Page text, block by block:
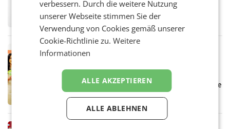
UNTERFÖHRING/MAILAND/AMSTERDAM. Der
Fernsehkonzern ProSiebenSat.1 hat im
Frühjahr dank Kostensenkungen operativ
wieder Gewinn gemacht und die
Markterwartung deutlich übertroffen.
Müller informieren am POS über
Kreislauffähigkeit
Über den gesamten August hinweg rücken die
Altstoff Recycling Austria AG (ARA) und der
Handelskonzern Müller die Initiative
„Kreislauf-Helden“ in allen österreichischen
Müller-Filialen
verbessern. Durch die weitere Nutzung
unserer Webseite stimmen Sie der
Verwendung von Cookies gemäß unserer
Cookie-Richtlinie zu.Weitere
Informationen
ALLE AKZEPTIEREN
ALLE ABLEHNEN